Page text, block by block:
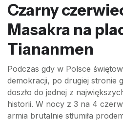
Czarny
Masakra na
Tiananmen
Podczas gdy w Polsce
demokracji, po drugiej stronie
doszło do jednej z
historii. W nocy z 3 na 4
armia brutalnie stłumiła